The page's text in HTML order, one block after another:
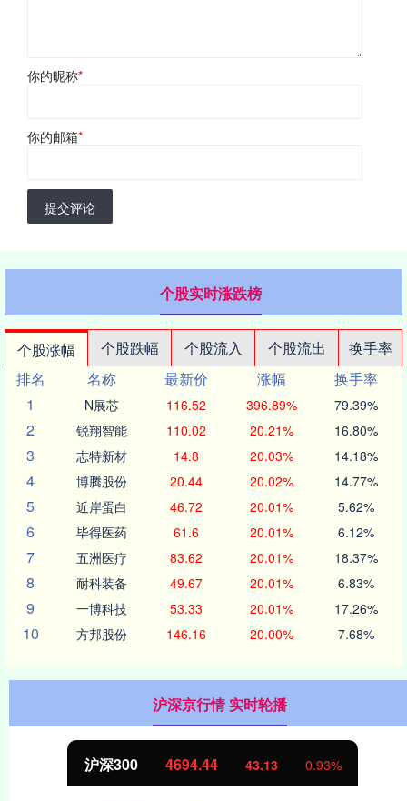
你的昵称*
你的邮箱*
提交评论
个股实时涨跌榜
个股涨幅 个股跌幅 个股流入 个股流出
换手率
排名
名称 最新价 涨幅
换手率
1
N展芯 116.52 396.89% 79.39%
2 锐翔智能 110.02 20.21% 16.80%
3 志特新材 14.8 20.03% 14.18%
4 博腾股份 20.44 20.02% 14.77%
5 近岸蛋白 46.72 20.01% 5.62%
6 毕得医药 61.6 20.01% 6.12%
7 五洲医疗 83.62 20.01% 18.37%
8 耐科装备 49.67 20.01% 6.83%
9 一博科技 53.33 20.01% 17.26%
10 方邦股份 146.16 20.00% 7.68%
沪深京行情 实时轮播
沪深300 4694.44 43.13 0.93%